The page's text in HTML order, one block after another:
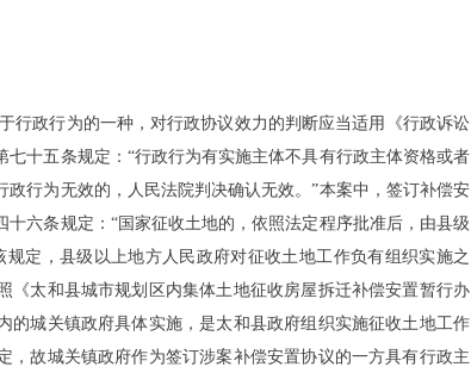
行政行为的一种，对行政协议效力的判断应当适用《行政诉讼
十五条规定： “行政行为有实施主体不具有行政主体资格或者
行为无效的，人民法院判决确认无效。”本案中，签订补偿安
六条规定：“国家征收土地的，依照法定程序批准后，由县级
定，县级以上地方人民政府对征收土地工作负有组织实施之
《太和县城市规划区内集体土地征收房屋拆迁补偿安置暂行办
的城关镇政府具体实施，是太和县政府组织实施征收土地工作
，故城关镇政府作为签订涉案补偿安置协议的一方具有行政主